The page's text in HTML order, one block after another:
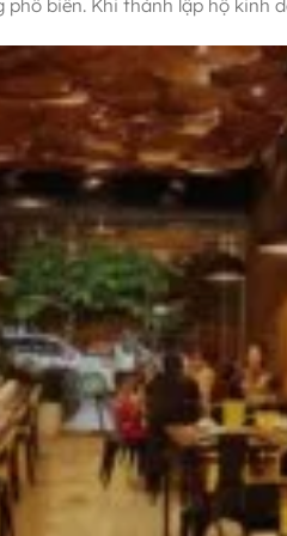
biến. Khi thành lập hộ kinh